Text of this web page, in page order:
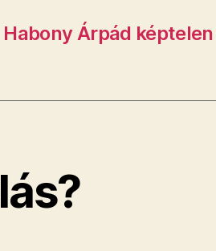
Habony Árpád